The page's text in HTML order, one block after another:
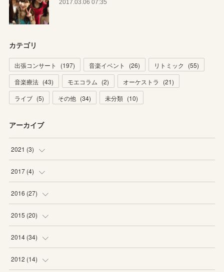
2017.03.06 07:35
カテゴリ
出張コンサート (197) 音楽イベント (26) リトミック (55)
音楽療法 (43) モエコラム (2) オーケストラ (21)
ライブ (5) その他 (34) 未分類 (10)
アーカイブ
2021 (3)
( )
(2
2017 (4)
(2
(2
2016 (27)
(6
(6
(2
2015 (20)
(5
(2
2014 (34)
(4
2012 (14)